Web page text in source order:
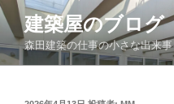
コ
ン
テ
ン
建築屋のブログ
森田建築の仕事の小さな出来